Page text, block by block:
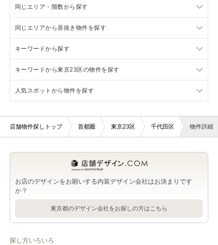
ナント一覧
千代田区のサロンを出店可能な店舗物件・貸店舗・テナント一
覧
千代田区の医療・歯科・クリニックを出店可能な店舗物件・貸
ト一覧
舗・テナント一覧
覧
ナント一覧
秋葉原駅のサロンを出店可能な店舗物件・貸店舗・テナント一
秋葉原駅の医療・歯科・クリニックを出店可能な店舗物件・貸
秋葉原駅のジム・教室・スタジオを出店可能な店舗物件・貸店
秋葉原駅のその他を出店可能な店舗物件・貸店舗・テナント一
末広町駅の軽飲食を出店可能な店舗物件・貸店舗・テナント一
ナント一覧
末広町駅のサロンを出店可能な店舗物件・貸店舗・テナント一
末広町駅の医療・歯科・クリニックを出店可能な店舗物件・貸
末広町駅の物販・小売を出店可能な店舗物件・貸店舗・テナン
末広町駅のその他を出店可能な店舗物件・貸店舗・テナント一
覧
同じエリア・階数から探す
千代田区の1階の店舗物件・貸店舗・テナント一覧
秋葉原駅の1階の店舗物件・貸店舗・テナント一覧
末広町駅の1階の店舗物件・貸店舗・テナント一覧
同じエリアから居抜き物件を探す
秋葉原駅の居抜き店舗物件・貸店舗・テナント一覧
末広町駅の居抜き店舗物件・貸店舗・テナント一覧
御茶ノ水駅の居抜き店舗物件・貸店舗・テナント一覧
キーワードから探す
新築の店舗物件・貸店舗・テナント一覧
キーワードから東京23区の物件を探す
東京23区の新築の店舗物件・貸店舗・テナント一覧
人気スポットから物件を探す
東京医科歯科大学近く（半径800m）の店舗物件・貸店舗・テナ
ント一覧
明治大学近く（半径800m）の店舗物件・貸店舗・テナント一覧
店舗物件探しトップ 首都圏 東京23区 千代田区 物件詳細
お店のデザインをお願いする内装デザイン会社はお決まりです
か？
東京都のデザイン会社をお探しの方はこちら
探し方いろいろ